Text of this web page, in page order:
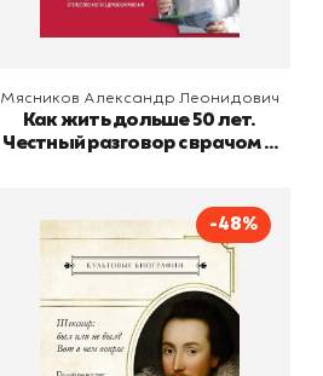
Мясников Александр Леонидович
Как жить дольше 50 лет.
Честный разговор с врачом о
-48%
Загадочный Шекспир
Николас Роу
Издательство